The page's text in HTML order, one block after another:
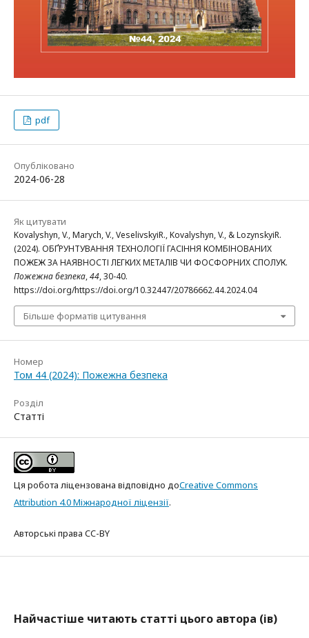
pdf
Опубліковано
2024-06-28
Як цитувати
Kovalyshyn, V., Marych, V., VeselіvskyіR., Kovalyshyn, V., & LozynskyіR.
(2024). ОБҐРУНТУВАННЯ ТЕХНОЛОГІЇ ГАСІННЯ КОМБІНОВАНИХ
ПОЖЕЖ ЗА НАЯВНОСТІ ЛЕГКИХ МЕТАЛІВ ЧИ ФОСФОРНИХ СПОЛУК.
Пожежна безпека,44, 30-40.
https://doi.org/https://doi.org/10.32447/20786662.44.2024.04
Більше форматів цитування
Номер
Том 44 (2024): Пожежна безпека
Розділ
Статті
Ця робота ліцензована відповідно доCreative Commons
Attribution 4.0 Міжнародної ліцензії.
Авторські права CC-BY
Найчастіше читають статті цього автора (ів)